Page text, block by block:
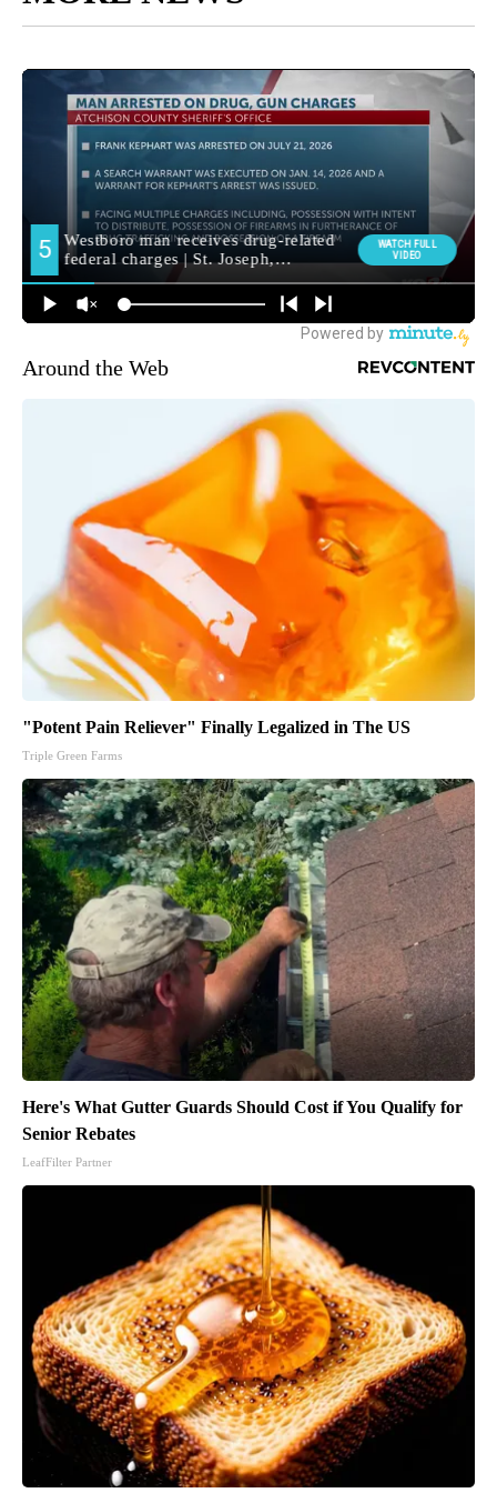
Around the Web
"Potent Pain Reliever" Finally Legalized in The US
Triple Green Farms
Here's What Gutter Guards Should Cost if You Qualify for
Senior Rebates
LeafFilter Partner